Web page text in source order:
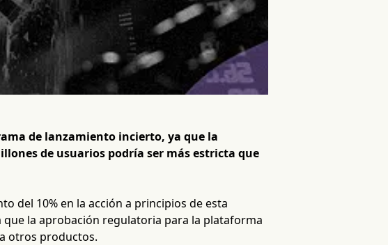
de lanzamiento incierto, ya que la
de usuarios podría ser más estricta que
del 10% en la acción a principios de esta
la aprobación regulatoria para la plataforma
otros productos.